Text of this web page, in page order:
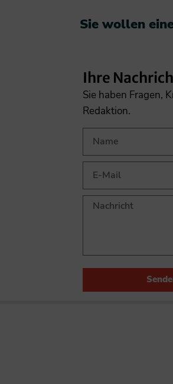
Sie wollen
Ihre
Sie haben Fragen,
Redaktion.